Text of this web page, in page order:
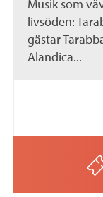
Musik som
livsöden:
gästar
Alandica...